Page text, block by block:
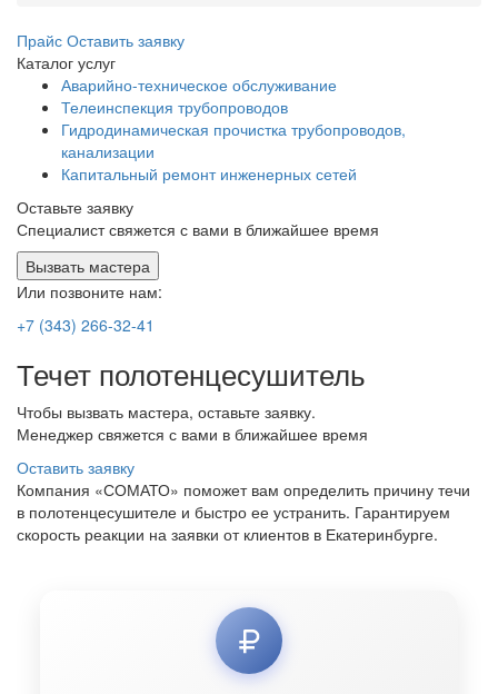
Прайс Оставить заявку
Каталог услуг
Аварийно-техническое обслуживание
Телеинспекция трубопроводов
Гидродинамическая прочистка трубопроводов,
канализации
Капитальный ремонт инженерных сетей
Оставьте заявку
Специалист свяжется с вами в ближайшее время
Вызвать мастера
Или позвоните нам:
+7 (343) 266-32-41
Течет полотенцесушитель
Чтобы вызвать мастера, оставьте заявку.
Менеджер свяжется с вами в ближайшее время
Оставить заявку
Компания «СОМАТО» поможет вам определить причину течи
в полотенцесушителе и быстро ее устранить. Гарантируем
скорость реакции на заявки от клиентов в Екатеринбурге.